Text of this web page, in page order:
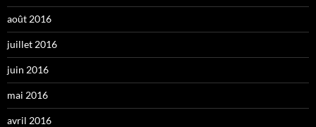
août 2016
juillet 2016
juin 2016
mai 2016
avril 2016